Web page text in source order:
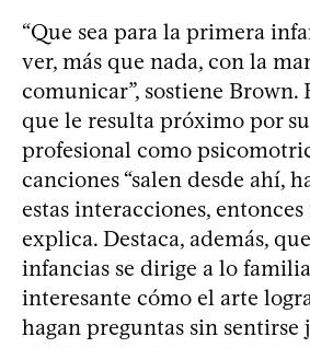
“Que sea para la primera
ver, más que nada, con la
comunicar”, sostiene Brown.
que le resulta próximo por
profesional como
canciones “salen desde ahí,
estas interacciones, entonces
explica. Destaca, además,
infancias se dirige a lo
interesante cómo el arte
hagan preguntas sin sentirse